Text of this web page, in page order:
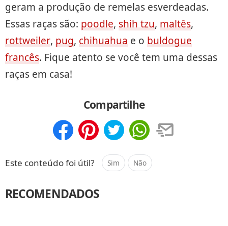
geram a produção de remelas esverdeadas.
Essas raças são: poodle, shih tzu, maltês,
rottweiler, pug, chihuahua e o buldogue
francês. Fique atento se você tem uma dessas
raças em casa!
Compartilhe
Este conteúdo foi útil? Sim Não
RECOMENDADOS